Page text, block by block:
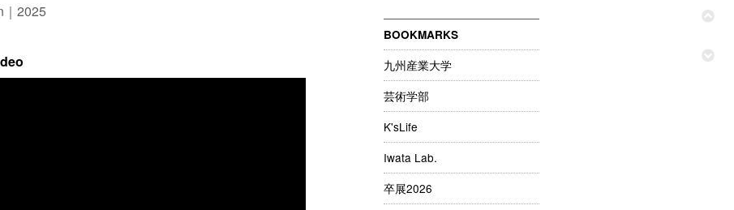
BOOKMARKS
九州産業大学
芸術学部
K'sLife
Iwata Lab.
卒展2026
2025